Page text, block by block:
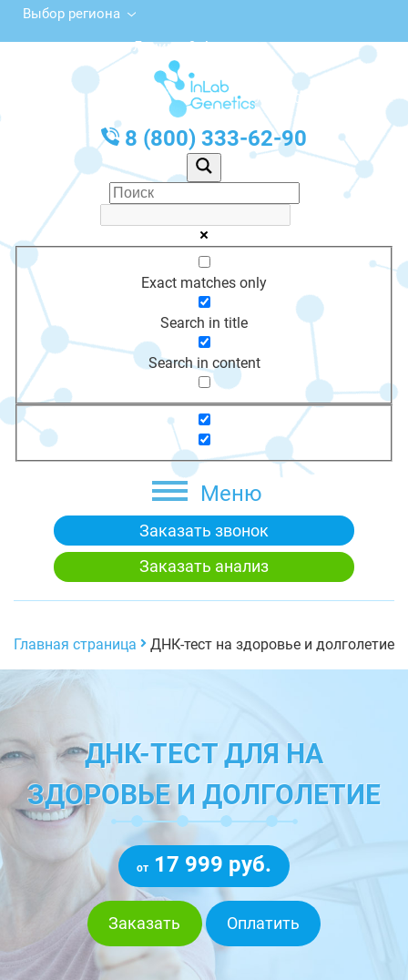
Выбор региона
ул. Ленина, 9, Алдан
с 10:00 до 20:00
График работы: Пн-Пт с 10:00 до 20:00
8 (800) 333-62-90
Exact matches only
Search in title
Search in content
Меню
Заказать звонок
Заказать анализ
Главная страница ДНК-тест на здоровье и долголетие
ДНК-ТЕСТ ДЛЯ НА
ЗДОРОВЬЕ И ДОЛГОЛЕТИЕ
от 17 999 руб.
Заказать Оплатить